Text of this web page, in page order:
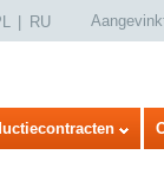
RU